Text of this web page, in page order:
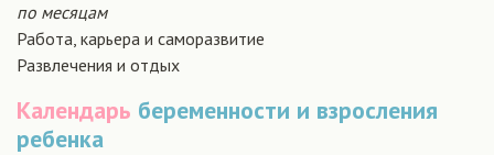
по месяцам
Работа, карьера и саморазвитие
Развлечения и отдых
Календарь беременности и взросления
ребенка